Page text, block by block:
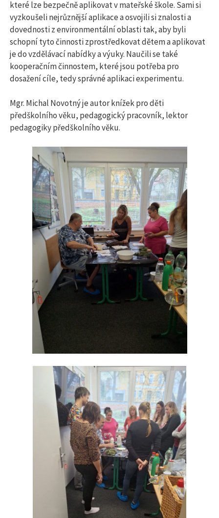
které lze bezpečně aplikovat v mateřské škole. Sami si
vyzkoušeli nejrůznější aplikace a osvojili si znalosti a
dovednosti z environmentální oblasti tak, aby byli
schopní tyto činnosti zprostředkovat dětem a aplikovat
je do vzdělávací nabídky a výuky. Naučili se také
kooperačním činnostem, které jsou potřeba pro
dosažení cíle, tedy správné aplikaci experimentu.
Mgr. Michal Novotný je autor knížek pro děti
předškolního věku, pedagogický pracovník, lektor
pedagogiky předškolního věku.